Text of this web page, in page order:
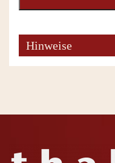
Hinweise